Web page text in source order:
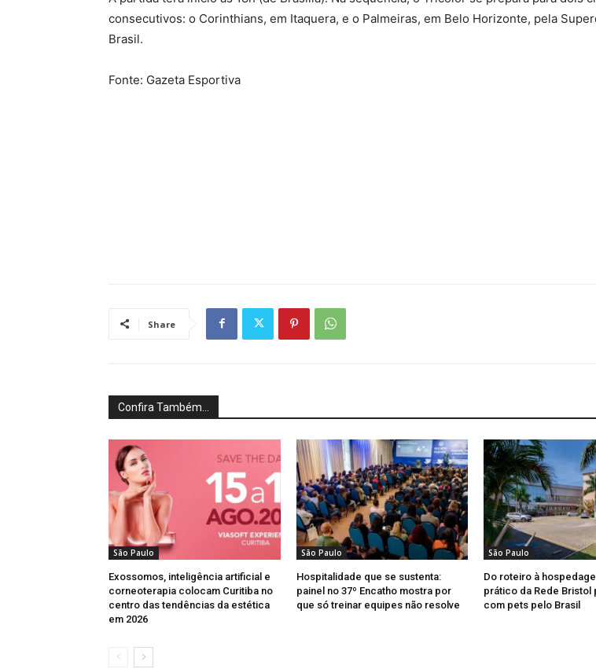
consecutivos: o Corinthians, em Itaquera, e o Palmeiras, em Belo Horizonte, pela
Brasil.
Fonte: Gazeta Esportiva
Share
Confira Também...
São Paulo
Exossomos, inteligência artificial e
corneoterapia colocam Curitiba no
centro das tendências da estética
em 2026
São Paulo
Hospitalidade que se sustenta:
painel no 37º Encatho mostra por
que só treinar equipes não resolve
São Paulo
Do roteiro à
prático da Rede Bristol
com pets pelo Brasil